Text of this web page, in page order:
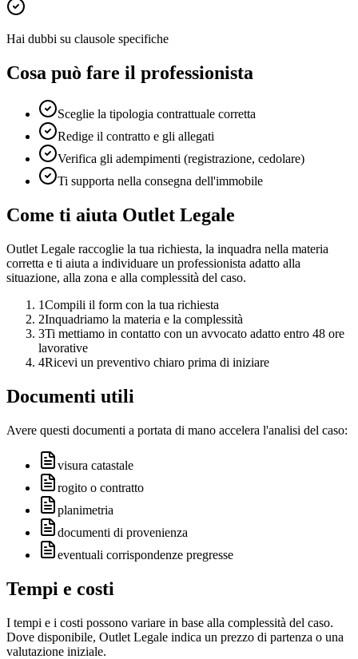
Hai dubbi su clausole specifiche
Cosa può fare il professionista
Sceglie la tipologia contrattuale corretta
Redige il contratto e gli allegati
Verifica gli adempimenti (registrazione, cedolare)
Ti supporta nella consegna dell'immobile
Come ti aiuta Outlet Legale
Outlet Legale raccoglie la tua richiesta, la inquadra nella materia
corretta e ti aiuta a individuare un professionista adatto alla
situazione, alla zona e alla complessità del caso.
1Compili il form con la tua richiesta
2Inquadriamo la materia e la complessità
3Ti mettiamo in contatto con un avvocato adatto entro 48 ore
lavorative
4Ricevi un preventivo chiaro prima di iniziare
Documenti utili
Avere questi documenti a portata di mano accelera l'analisi del caso:
visura catastale
rogito o contratto
planimetria
documenti di provenienza
eventuali corrispondenze pregresse
Tempi e costi
I tempi e i costi possono variare in base alla complessità del caso.
Dove disponibile, Outlet Legale indica un prezzo di partenza o una
valutazione iniziale.